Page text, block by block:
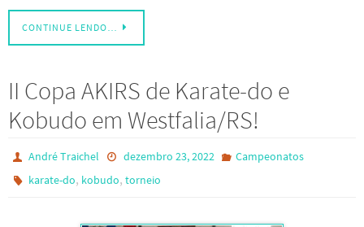
CONTINUE LENDO…
II Copa AKIRS de Karate-do e
Kobudo em Westfalia/RS!
André Traichel dezembro 23, 2022
Campeonatos
karate-do, kobudo,torneio